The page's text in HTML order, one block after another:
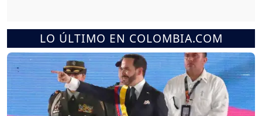
LO ÚLTIMO EN COLOMBIA.COM